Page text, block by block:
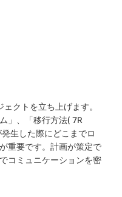
クトを立ち上げます。
」、「移行方法( 7R
生した際にどこまでロ
重要です。計画が策定で
コミュニケーションを密